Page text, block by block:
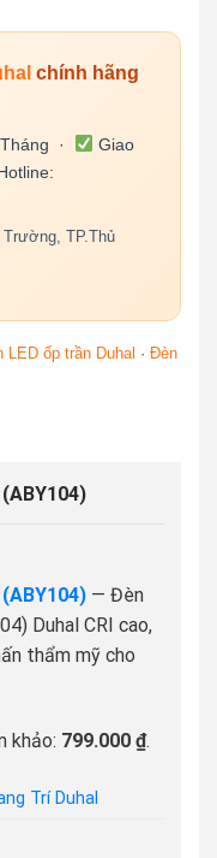
chính hãng
·
Giao
TP.Thủ
LED ốp trần Duhal · Đèn
— Đèn
Duhal CRI cao,
thẩm mỹ cho
khảo: 799.000 ₫.
Trí Duhal